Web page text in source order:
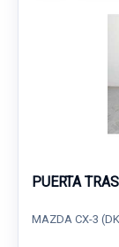
PUERTA
MAZDA CX-3